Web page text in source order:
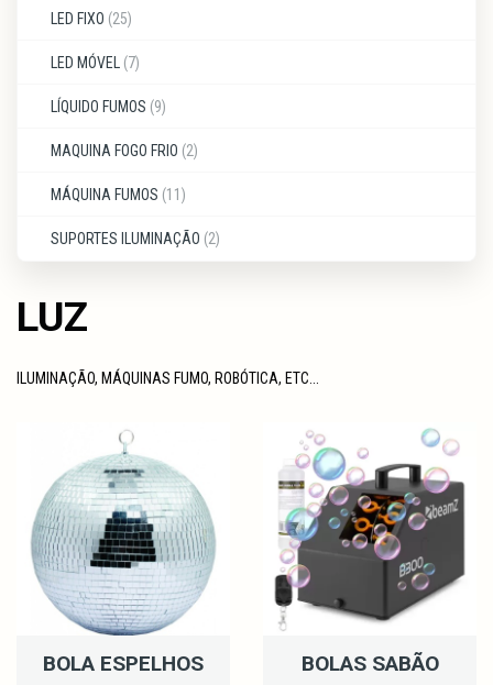
LED FIXO (25)
LED MÓVEL (7)
LÍQUIDO FUMOS (9)
MAQUINA FOGO FRIO (2)
MÁQUINA FUMOS (11)
SUPORTES ILUMINAÇÃO (2)
LUZ
ILUMINAÇÃO, MÁQUINAS FUMO, ROBÓTICA, ETC...
BOLA ESPELHOS BOLAS SABÃO